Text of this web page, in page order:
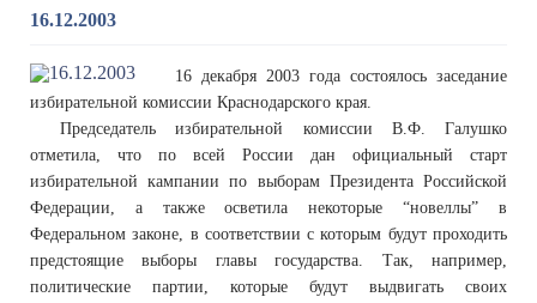
16.12.2003
16 декабря 2003 года состоялось заседание
избирательной комиссии Краснодарского края.
Председатель избирательной комиссии В.Ф. Галушко
отметила, что по всей России дан официальный старт
избирательной кампании по выборам Президента Российской
Федерации, а также осветила некоторые “новеллы” в
Федеральном законе, в соответствии с которым будут проходить
предстоящие выборы главы государства. Так, например,
политические партии, которые будут выдвигать своих